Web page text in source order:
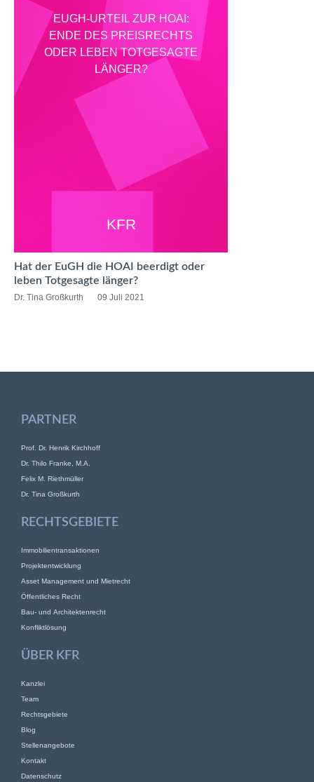
EUGH-URTEIL ZUR HOAI:
ENDE DES PREISRECHTS
ODER LEBEN TOTGESAGTE
LÄNGER?
KFR
Hat der EuGH die HOAI beerdigt oder
leben Totgesagte länger?
Dr. Tina Großkurth 09 Juli 2021
PARTNER
Prof. Dr. Henrik Kirchhoff
Dr. Thilo Franke, M.A.
Felix M. Riethmüller
Dr. Tina Großkurth
RECHTSGEBIETE
Immobilientransaktionen
Projektentwicklung
Asset Management und Mietrecht
Öffentliches Recht
Bau- und Architektenrecht
Konfliktlösung
ÜBER KFR
Kanzlei
Team
Rechtsgebiete
Blog
Stellenangebote
Kontakt
Datenschutz